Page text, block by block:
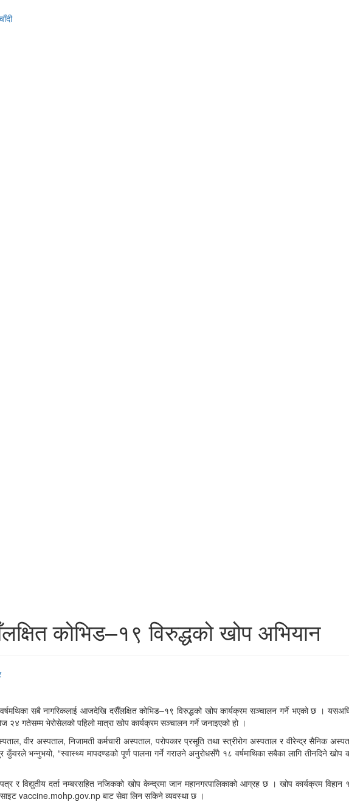
कोभिड–१९ विरुद्धको खोप अभियान
सबै नागरिकलाई आजदेखि दसैँलक्षित कोभिड–१९ विरुद्धको खोप कार्यक्रम सञ्चालन गर्ने भएको छ ।
२४ गतेसम्म भेरोसेलको पहिलो मात्रा खोप कार्यक्रम सञ्चालन गर्ने जनाइएको हो ।
वीर अस्पताल, निजामती कर्मचारी अस्पताल, परोपकार प्रसूति तथा स्त्रीरोग अस्पताल र वीरेन्द्र सैनिक
भन्नुभयो, “स्वास्थ्य मापदण्डको पूर्ण पालना गर्ने गराउने अनुरोधसँगै १८ वर्षमाथिका सबैका लागि तीनदिने खोप
र विद्युतीय दर्ता नम्बरसहित नजिकको खोप केन्द्रमा जान महानगरपालिकाको आग्रह छ । खोप कार्यक्रम विहान
vaccine.mohp.gov.np बाट सेवा लिन सकिने व्यवस्था छ ।